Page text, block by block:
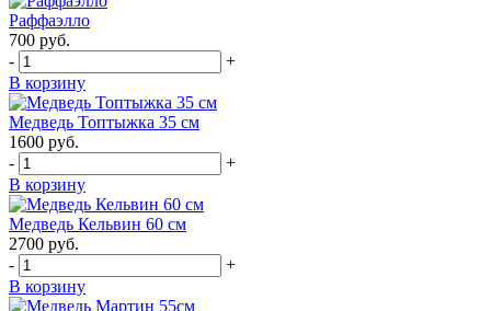
Раффаэлло
700 руб.
-
+
В корзину
Медведь Топтыжка 35 см
1600 руб.
-
+
В корзину
Медведь Кельвин 60 см
2700 руб.
-
+
В корзину